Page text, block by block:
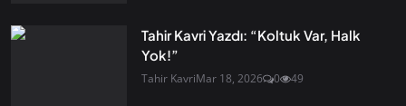
Tahir Kavri Yazdı: “Koltuk Var, Halk
Yok!”
Tahir KavriMar 18, 2026 0 49